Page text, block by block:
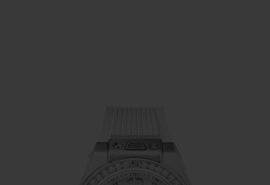
33 мм оснащена системой легкой
One Click, благодаря чему
самые кардинальные преображения